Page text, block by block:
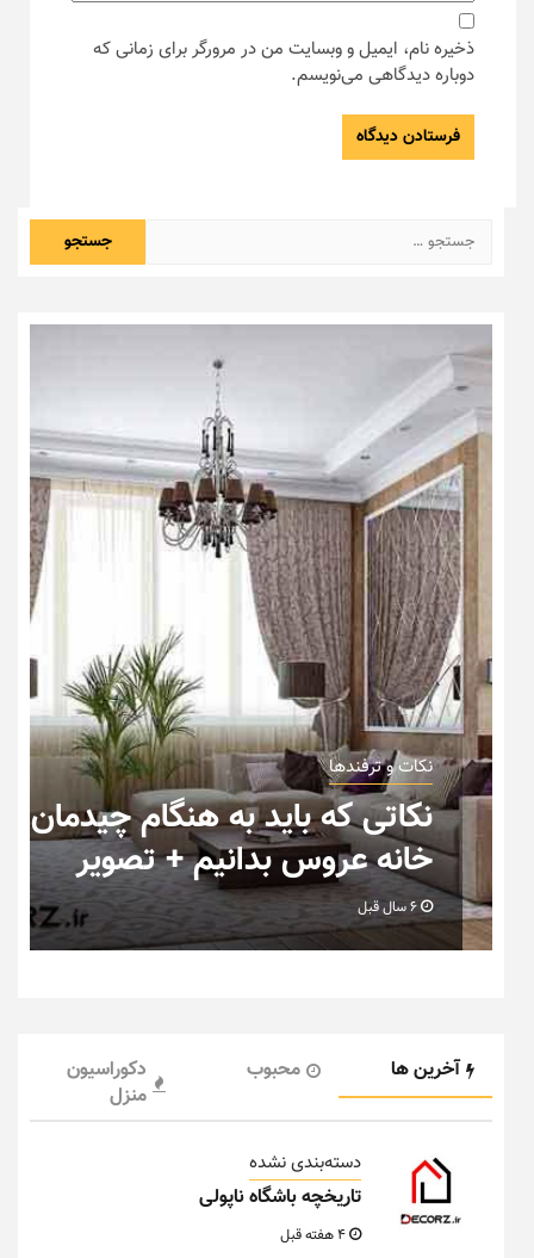
ذخیره نام، ایمیل و وبسایت من در مرورگر برای زمانی که
دوباره دیدگاهی می‌نویسم.
جستجو
برای:
نکات و ترفندها
نکاتی که باید به هنگام چیدمان
خانه عروس بدانیم + تصویر
آخرین ها محبوب
دکوراسیون
منزل
دسته‌بندی نشده
تاریخچه باشگاه ناپولی